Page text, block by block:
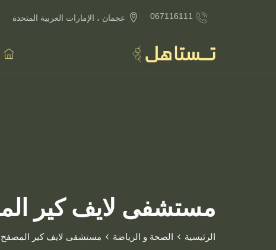
067116111 عجمان ، الإمارات العربية المتحدة
مستشفى لايف كير
الرئيسية الصحة و الرياضة مستشفى لايف كير المصفح